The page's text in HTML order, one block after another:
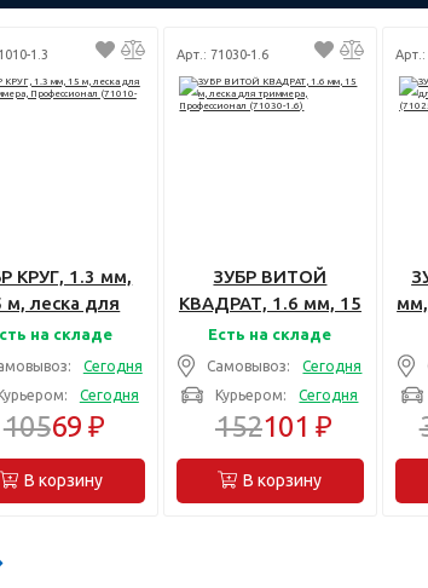
1.3
КРУГ, 1.3 мм,
м, леска для
триммера,
на складе
Сегодня
Сегодня
10569 ₽
В корзину
Арт.: 71030-1.6
ЗУБР ВИТОЙ
КВАДРАТ, 1.6 мм, 15
м, леска для
триммера,
(71030-1.6)
Есть на складе
Самовывоз:
Сегодня
Курьером:
Сегодня
152101 ₽
В корзину
Арт.: